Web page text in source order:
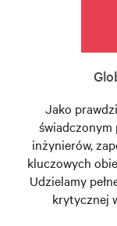
Jako
świadczonym
inżynierów,
kluczowych
Udzielamy
krytycznej